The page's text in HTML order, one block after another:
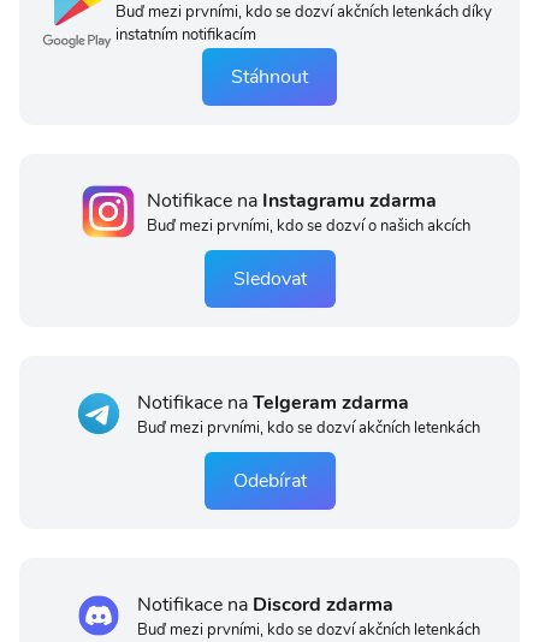
Buď mezi prvními, kdo se dozví akčních letenkách díky
instatním notifikacím
Stáhnout
Notifikace na Instagramu zdarma
Buď mezi prvními, kdo se dozví o našich akcích
Sledovat
Notifikace naTelgeram zdarma
Buď mezi prvními, kdo se dozví akčních letenkách
Odebírat
Notifikace na Discord zdarma
Buď mezi prvními, kdo se dozví akčních letenkách